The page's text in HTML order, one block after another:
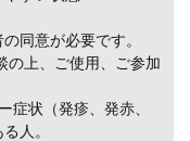
同意が必要です。
上、ご使用、ご参加
症状（発疹、発赤、
人。